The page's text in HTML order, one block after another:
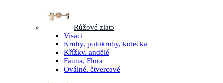
Růžové zlato
Visací
Kruhy, polokruhy, kolečka
Křížky, andělé
Fauna, Flora
Oválné, čtvercové